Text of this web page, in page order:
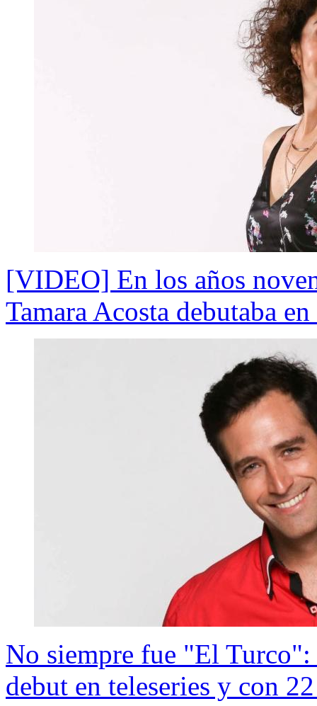
[VIDEO] En los años
Tamara Acosta debutaba
No siempre fue "El
debut en teleseries y con